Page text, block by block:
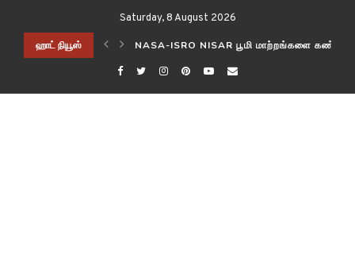
Saturday, 8 August 2026
ஹாட் நியூஸ்
விஞ்ஞானிகள்! NASA-ISRO NISAR பூமி மாற்றங்களை